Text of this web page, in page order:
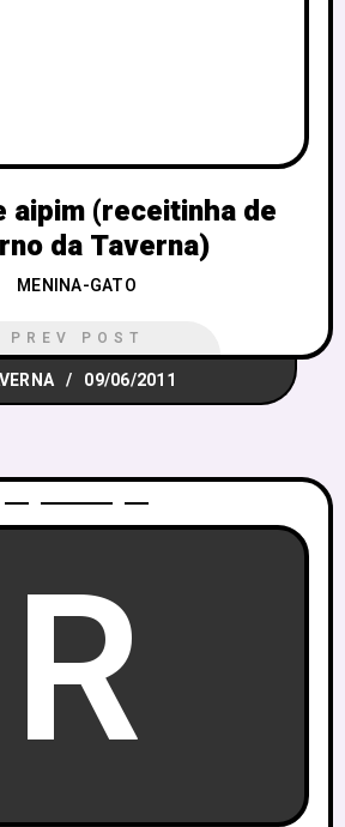
aipim (receitinha de
da Taverna)
MENINA-GATO
PREV POST
09/06/2011
R